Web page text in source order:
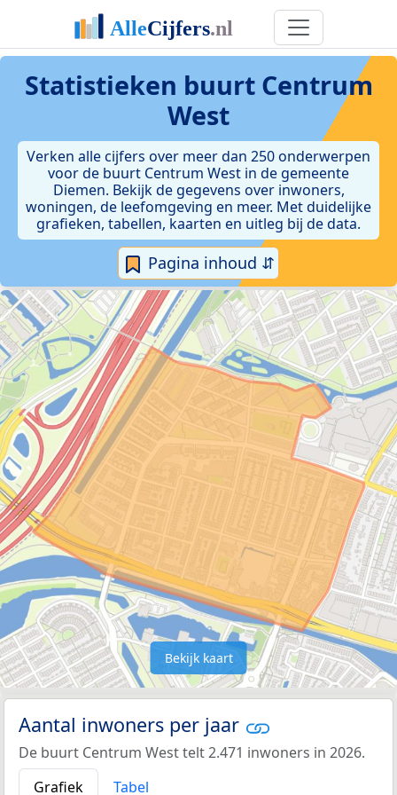
Statistieken buurt Centrum
West
Verken alle cijfers over meer dan 250 onderwerpen
voor de buurt Centrum West in de gemeente
Diemen. Bekijk de gegevens over inwoners,
woningen, de leefomgeving en meer. Met duidelijke
grafieken, tabellen, kaarten en uitleg bij de data.
Pagina inhoud ⇵
Bekijk kaart
Aantal inwoners per jaar
De buurt Centrum West telt 2.471 inwoners in 2026.
Grafiek
Tabel